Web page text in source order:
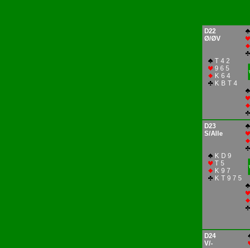
D22
Ø/ØV
T 4 2
9 6 5
K 6 4
K B T 4
D23
S/Alle
K D 9
T 5
K 9 7
K T 9 7 5
D24
V/-